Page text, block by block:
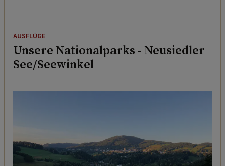
Unsere Nationalparks - Neusiedler
See/Seewinkel